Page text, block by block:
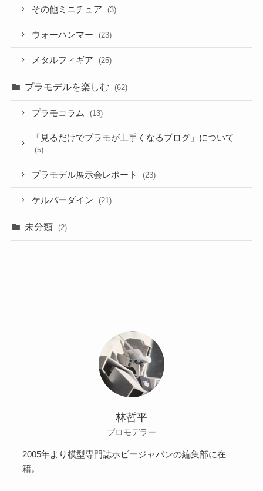
その他ミニチュア (3)
ウォーハンマー (23)
メタルフィギア (25)
プラモデルを楽しむ (62)
プラモコラム (13)
「見るだけでプラモが上手くなるブログ」について
(5)
プラモデル展示会レポート (23)
ケルバーダイン (21)
未分類 (2)
林哲平
プロモデラー
2005年より模型専門誌ホビージャパンの編集部に在
籍。